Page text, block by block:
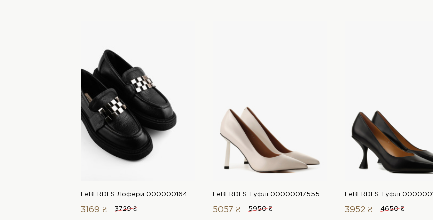
LeBERDES Лофери 00000016450 1 Магазин взуття “Favorite Shoes”
3169 ₴ 3729 ₴
LeBERDES Туфлі 00000017555 1 Магазин взуття “Favorite Shoes”
5057 ₴ 5950 ₴ 3952 ₴ 4650 ₴